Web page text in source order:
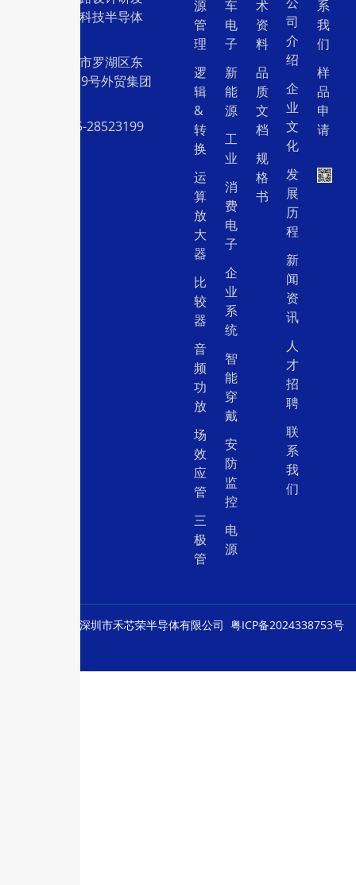
和销售的高科技半导体
地址：深圳市罗湖区东
门中兴路239号外贸集团
电话：0755-28523199
源
管
理
逻
辑
&
转
换
运
算
放
大
器
比
较
器
音
频
功
放
场
效
应
管
三
极
管
车
电
子
新
能
源
工
业
消
费
电
子
企
业
系
统
智
能
穿
戴
安
防
监
控
电
源
术
资
料
品
质
文
档
规
格
书
司
介
绍
企
业
文
化
发
展
历
程
新
闻
资
讯
人
才
招
聘
联
系
我
们
系
我
们
样
品
申
请
深圳市禾芯荣半导体有限公司 粤ICP备2024338753号